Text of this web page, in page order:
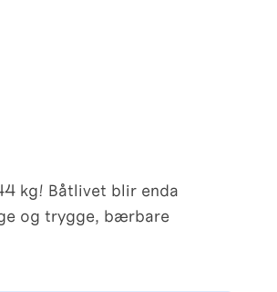
kg! Båtlivet blir enda
og trygge, bærbare